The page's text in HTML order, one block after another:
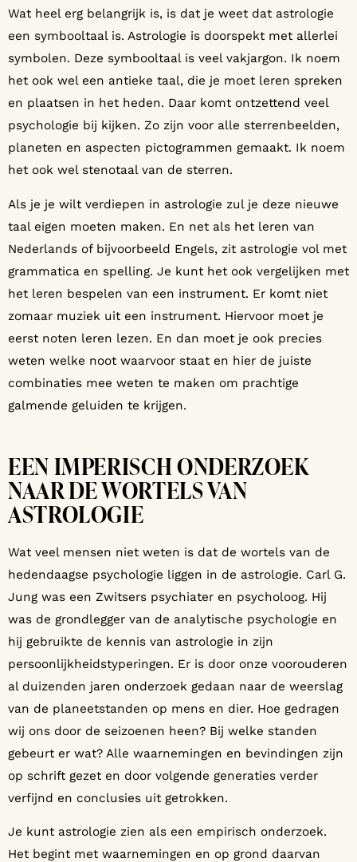
Wat heel erg belangrijk is, is dat je weet dat astrologie
een symbooltaal is. Astrologie is doorspekt met allerlei
symbolen. Deze symbooltaal is veel vakjargon. Ik noem
het ook wel een antieke taal, die je moet leren spreken
en plaatsen in het heden. Daar komt ontzettend veel
psychologie bij kijken. Zo zijn voor alle sterrenbeelden,
planeten en aspecten pictogrammen gemaakt. Ik noem
het ook wel stenotaal van de sterren.
Als je je wilt verdiepen in astrologie zul je deze nieuwe
taal eigen moeten maken. En net als het leren van
Nederlands of bijvoorbeeld Engels, zit astrologie vol met
grammatica en spelling. Je kunt het ook vergelijken met
het leren bespelen van een instrument. Er komt niet
zomaar muziek uit een instrument. Hiervoor moet je
eerst noten leren lezen. En dan moet je ook precies
weten welke noot waarvoor staat en hier de juiste
combinaties mee weten te maken om prachtige
galmende geluiden te krijgen.
EEN IMPERISCH ONDERZOEK
NAAR DE WORTELS VAN
ASTROLOGIE
Wat veel mensen niet weten is dat de wortels van de
hedendaagse psychologie liggen in de astrologie. Carl G.
Jung was een Zwitsers psychiater en psycholoog. Hij
was de grondlegger van de analytische psychologie en
hij gebruikte de kennis van astrologie in zijn
persoonlijkheidstyperingen. Er is door onze voorouderen
al duizenden jaren onderzoek gedaan naar de weerslag
van de planeetstanden op mens en dier. Hoe gedragen
wij ons door de seizoenen heen? Bij welke standen
gebeurt er wat? Alle waarnemingen en bevindingen zijn
op schrift gezet en door volgende generaties verder
verfijnd en conclusies uit getrokken.
Je kunt astrologie zien als een empirisch onderzoek.
Het begint met waarnemingen en op grond daarvan